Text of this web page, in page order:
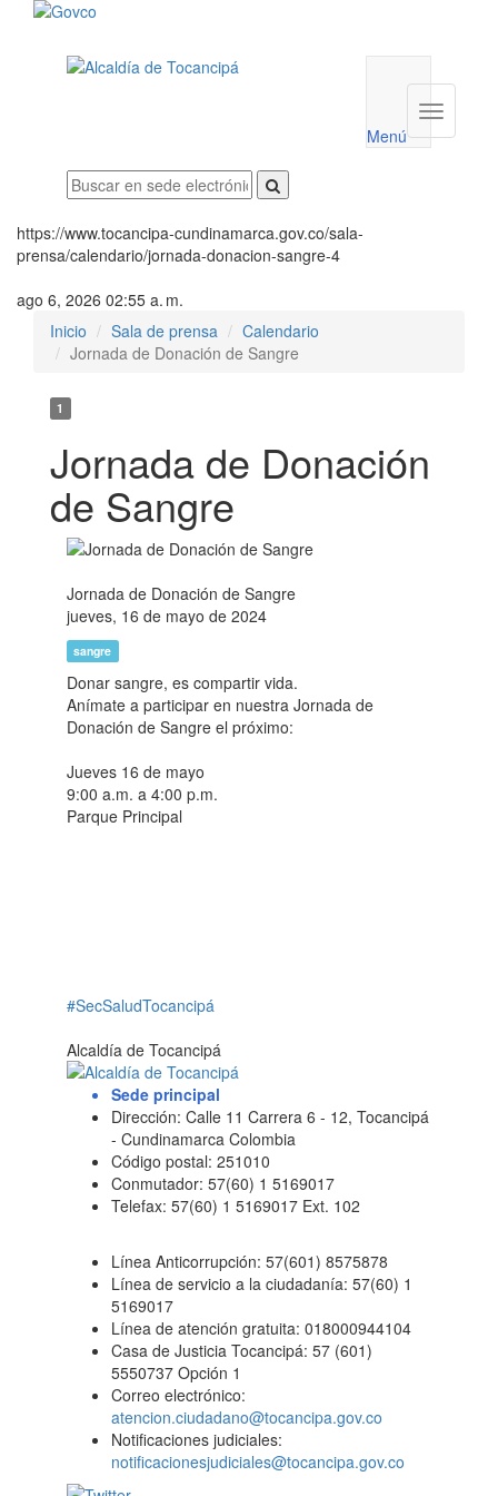
utilidades
Menú
Menú
https://www.tocancipa-cundinamarca.gov.co/sala-
prensa/calendario/jornada-donacion-sangre-4
ago 6, 2026 02:55 a. m.
Inicio
Sala de prensa
Calendario
Jornada de Donación de Sangre
1
Jornada de Donación
de Sangre
Jornada de Donación de Sangre
jueves, 16 de mayo de 2024
sangre
Donar sangre, es compartir vida.
Anímate a participar en nuestra Jornada de
Donación de Sangre el próximo:
Jueves 16 de mayo
9:00 a.m. a 4:00 p.m.
Parque Principal
#SecSaludTocancipá
Alcaldía de Tocancipá
Sede principal
Dirección: Calle 11 Carrera 6 - 12, Tocancipá
- Cundinamarca Colombia
Código postal: 251010
Conmutador: 57(60) 1 5169017
Telefax: 57(60) 1 5169017 Ext. 102
Línea Anticorrupción: 57(601) 8575878
Línea de servicio a la ciudadanía: 57(60) 1
5169017
Línea de atención gratuita: 018000944104
Casa de Justicia Tocancipá: 57 (601)
5550737 Opción 1
Correo electrónico:
atencion.ciudadano@tocancipa.gov.co
Notificaciones judiciales:
notificacionesjudiciales@tocancipa.gov.co